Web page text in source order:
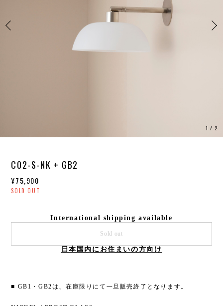
1 / 2
C02-S-NK + GB2
¥75,900
SOLD OUT
International shipping available
Sold out
日本国内にお住まいの方向け
■ GB1・GB2は、在庫限りにて一旦販売終了となります。